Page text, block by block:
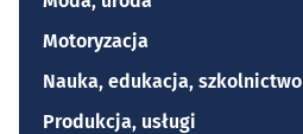
Motoryzacja
Nauka, edukacja, szkolnictwo
Produkcja, usługi